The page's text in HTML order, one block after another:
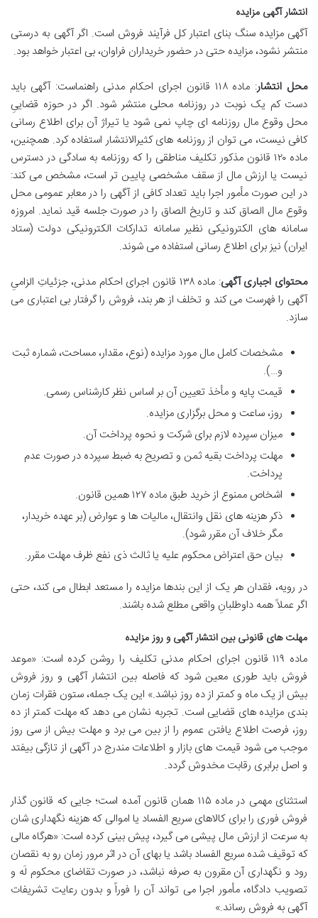
انتشار آگهی مزایده
آگهی مزایده سنگ بنای اعتبار کل فرآیند فروش است. اگر آگهی به درستی
منتشر نشود، مزایده حتی در حضور خریداران فراوان، بی اعتبار خواهد بود.
محل انتشار
: ماده ۱۱۸ قانون اجرای احکام مدنی راهنماست: آگهی باید
دست کم یک نوبت در روزنامه محلی منتشر شود. اگر در حوزه قضاییِ
محل وقوع مال روزنامه ای چاپ نمی شود یا تیراژ آن برای اطلاع رسانی
کافی نیست، می توان از روزنامه های کثیرالانتشار استفاده کرد. همچنین،
ماده ۱۲۰ قانون مذکور تکلیف مناطقی را که روزنامه به سادگی در دسترس
نیست یا ارزش مال از سقف مشخصی پایین تر است، مشخص می کند:
در این صورت مأمور اجرا باید تعداد کافی از آگهی را در معابر عمومی محل
وقوع مال الصاق کند و تاریخ الصاق را در صورت جلسه قید نماید. امروزه
سامانه های الکترونیکی نظیر سامانه تدارکات الکترونیکی دولت (ستاد
ایران) نیز برای اطلاع رسانی استفاده می شوند.
محتوای اجباری آگهی
: ماده ۱۳۸ قانون اجرای احکام مدنی، جزئیاتِ الزامیِ
آگهی را فهرست می کند و تخلف از هر بند، فروش را گرفتار بی اعتباری می
سازد.
مشخصات کامل مال مورد مزایده (نوع، مقدار، مساحت، شماره ثبت
و…).
قیمت پایه و مأخذ تعیین آن بر اساس نظر کارشناس رسمی.
روز، ساعت و محل برگزاری مزایده.
میزان سپرده لازم برای شرکت و نحوه پرداخت آن.
مهلت پرداخت بقیه ثمن و تصریح به ضبط سپرده در صورت عدم
پرداخت.
اشخاص ممنوع از خرید طبق ماده ۱۲۷ همین قانون.
ذکر هزینه های نقل وانتقال، مالیات ها و عوارض (بر عهده خریدار،
مگر خلاف آن مقرر شود).
بیان حق اعتراض محکوم علیه یا ثالث ذی نفع ظرف مهلت مقرر.
در رویه، فقدان هر یک از این بندها مزایده را مستعد ابطال می کند، حتی
اگر عملاً همه داوطلبانِ واقعی مطلع شده باشند.
مهلت های قانونی بین انتشار آگهی و روز مزایده
ماده ۱۱۹ قانون اجرای احکام مدنی تکلیف را روشن کرده است: «موعد
فروش باید طوری معین شود که فاصله بین انتشار آگهی و روز فروش
بیش از یک ماه و کمتر از ده روز نباشد.» این یک جمله، ستون فقرات زمان
بندی مزایده های قضایی است. تجربه نشان می دهد که مهلت کمتر از ده
روز، فرصت اطلاع یافتن عموم را از بین می برد و مهلت بیش از سی روز
موجب می شود قیمت های بازار و اطلاعات مندرج در آگهی از تازگی بیفتد
و اصل برابری رقابت مخدوش گردد.
استثنای مهمی در ماده ۱۱۵ همان قانون آمده است؛ جایی که قانون گذار
فروش فوری را برای کالاهای سریع الفساد یا اموالی که هزینه نگهداری شان
به سرعت از ارزش مال پیشی می گیرد، پیش بینی کرده است: «هرگاه مالی
که توقیف شده سریع الفساد باشد یا بهای آن در اثر مرور زمان رو به نقصان
رود و نگهداری آن مقرون به صرفه نباشد، در صورت تقاضای محکوم لَه و
تصویب دادگاه، مأمور اجرا می تواند آن را فوراً و بدون رعایت تشریفات
آگهی به فروش رساند.»